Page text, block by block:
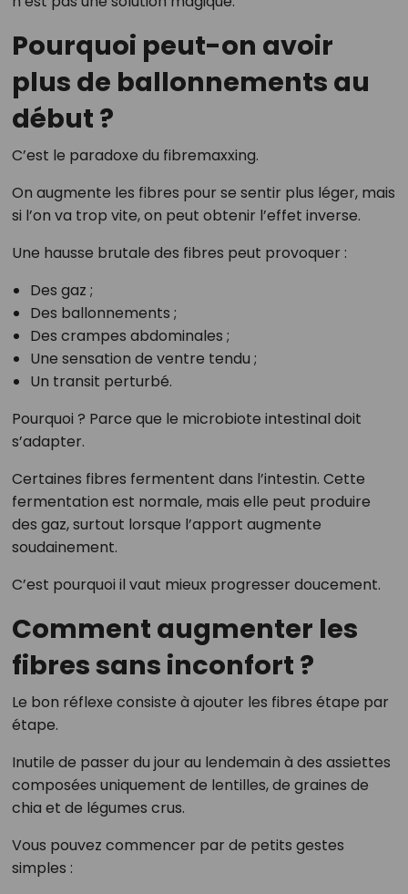
Pourquoi peut-on avoir
plus de ballonnements au
début ?
C’est le paradoxe du fibremaxxing.
On augmente les fibres pour se sentir plus léger, mais
si l’on va trop vite, on peut obtenir l’effet inverse.
Une hausse brutale des fibres peut provoquer :
Des gaz ;
Des ballonnements ;
Des crampes abdominales ;
Une sensation de ventre tendu ;
Un transit perturbé.
Pourquoi ? Parce que le microbiote intestinal doit
s’adapter.
Certaines fibres fermentent dans l’intestin. Cette
fermentation est normale, mais elle peut produire
des gaz, surtout lorsque l’apport augmente
soudainement.
C’est pourquoi il vaut mieux progresser doucement.
Comment augmenter les
fibres sans inconfort ?
Le bon réflexe consiste à ajouter les fibres étape par
étape.
Inutile de passer du jour au lendemain à des assiettes
composées uniquement de lentilles, de graines de
chia et de légumes crus.
Vous pouvez commencer par de petits gestes
simples :